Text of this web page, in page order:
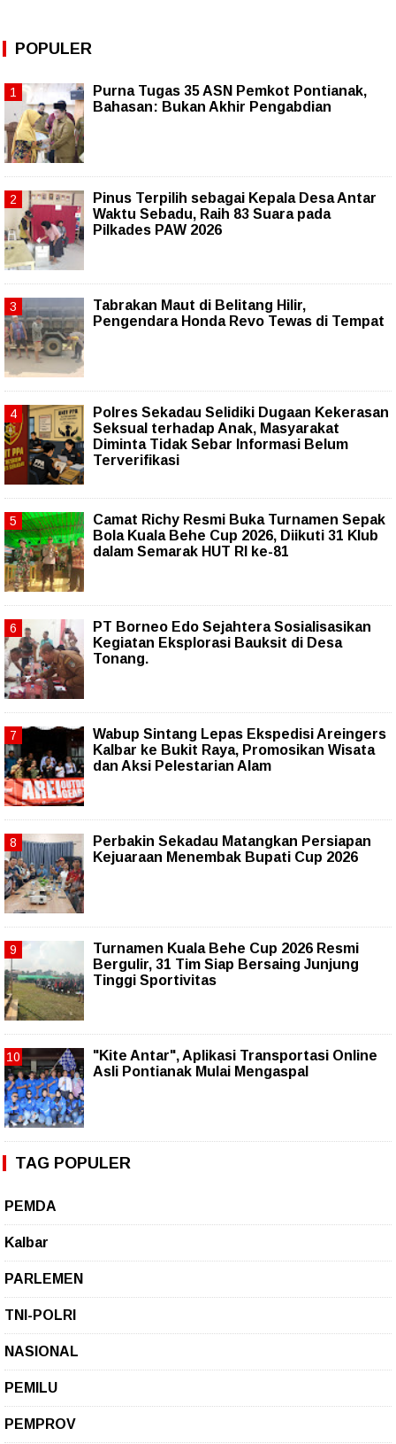
POPULER
Purna Tugas 35 ASN Pemkot Pontianak,
Bahasan: Bukan Akhir Pengabdian
Pinus Terpilih sebagai Kepala Desa Antar
Waktu Sebadu, Raih 83 Suara pada
Pilkades PAW 2026
Tabrakan Maut di Belitang Hilir,
Pengendara Honda Revo Tewas di Tempat
Polres Sekadau Selidiki Dugaan Kekerasan
Seksual terhadap Anak, Masyarakat
Diminta Tidak Sebar Informasi Belum
Terverifikasi
Camat Richy Resmi Buka Turnamen Sepak
Bola Kuala Behe Cup 2026, Diikuti 31 Klub
dalam Semarak HUT RI ke-81
PT Borneo Edo Sejahtera Sosialisasikan
Kegiatan Eksplorasi Bauksit di Desa
Tonang.
Wabup Sintang Lepas Ekspedisi Areingers
Kalbar ke Bukit Raya, Promosikan Wisata
dan Aksi Pelestarian Alam
Perbakin Sekadau Matangkan Persiapan
Kejuaraan Menembak Bupati Cup 2026
Turnamen Kuala Behe Cup 2026 Resmi
Bergulir, 31 Tim Siap Bersaing Junjung
Tinggi Sportivitas
"Kite Antar", Aplikasi Transportasi Online
Asli Pontianak Mulai Mengaspal
TAG POPULER
PEMDA
Kalbar
PARLEMEN
TNI-POLRI
NASIONAL
PEMILU
PEMPROV